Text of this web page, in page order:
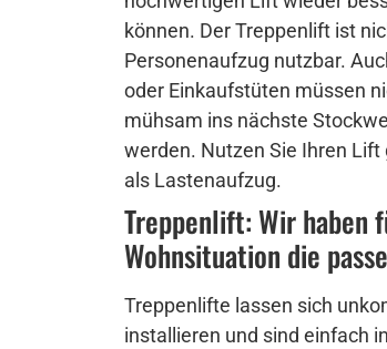
können. Der Treppenlift ist
Personenaufzug nutzbar.
oder Einkaufstüten müssen
mühsam ins nächste
werden. Nutzen Sie Ihren Lift
als Lastenaufzug.
Treppenlift: Wir haben
Wohnsituation die
Treppenlifte lassen sich
installieren und sind einfach